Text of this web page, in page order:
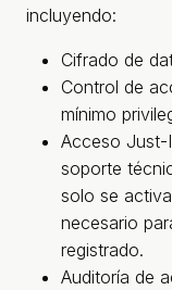
incluyendo:
Cifrado de
Control de
mínimo
Acceso Just-
soporte
solo se
necesario
registrado.
Auditoría de